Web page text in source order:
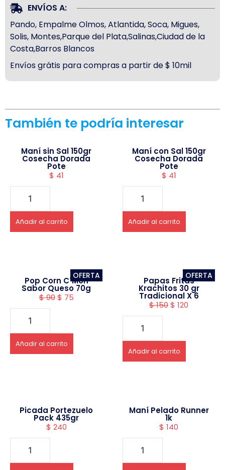
ENVÍOS A:
Pando, Empalme Olmos, Atlantida, Soca, Migues,
Solis, Montes,Parque del Plata,Salinas,Ciudad de la
Costa,Barros Blancos
Envíos grátis para compras a partir de $ 10mil
También te podría interesar
Maní sin Sal 150gr
Cosecha Dorada
Pote
$ 41
Añadir al carrito
Maní con Sal 150gr
Cosecha Dorada
Pote
$ 41
Añadir al carrito
OFERTA
Pop Corn C´Mon
Sabor Queso 70g
$90 $ 75
Añadir al carrito
OFERTA
Papas Fritas
Krachitos 30 gr
Tradicional X 6
$150$ 120
Añadir al carrito
Picada Portezuelo
Pack 435gr
$ 240
Maní Pelado Runner
1k
$ 140